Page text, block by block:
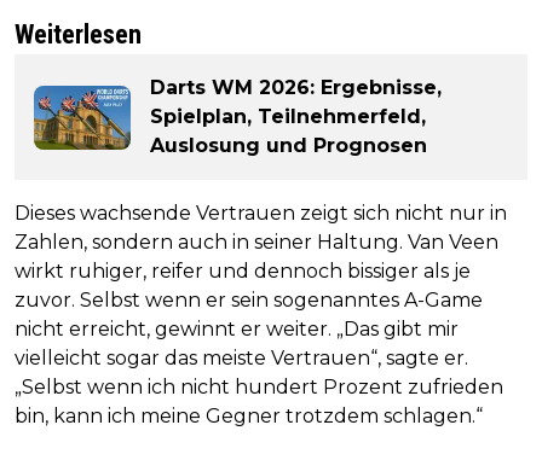
Weiterlesen
Darts WM 2026: Ergebnisse,
Spielplan, Teilnehmerfeld,
Auslosung und Prognosen
Dieses wachsende Vertrauen zeigt sich nicht nur in
Zahlen, sondern auch in seiner Haltung. Van Veen
wirkt ruhiger, reifer und dennoch bissiger als je
zuvor. Selbst wenn er sein sogenanntes A-Game
nicht erreicht, gewinnt er weiter. „Das gibt mir
vielleicht sogar das meiste Vertrauen“, sagte er.
„Selbst wenn ich nicht hundert Prozent zufrieden
bin, kann ich meine Gegner trotzdem schlagen.“